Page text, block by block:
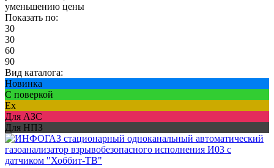
уменьшению цены
Показать по:
30
30
60
90
Вид каталога:
Новинка
С поверкой
Ex
Для АЗС
Для НПЗ